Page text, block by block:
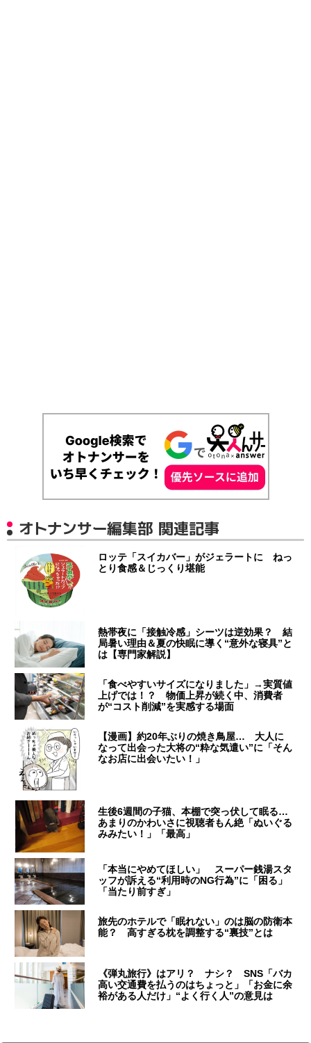
オトナンサー編集部 関連記事
ロッテ「スイカバー」がジェラートに ねっ
とり食感＆じっくり堪能
熱帯夜に「接触冷感」シーツは逆効果？ 結
局暑い理由＆夏の快眠に導く“意外な寝具”と
は【専門家解説】
「食べやすいサイズになりました」→実質値
上げでは！？ 物価上昇が続く中、消費者
が“コスト削減”を実感する場面
【漫画】約20年ぶりの焼き鳥屋… 大人に
なって出会った大将の“粋な気遣い”に「そん
なお店に出会いたい！」
生後6週間の子猫、本棚で突っ伏して眠る…
あまりのかわいさに視聴者もん絶「ぬいぐる
みみたい！」「最高」
「本当にやめてほしい」 スーパー銭湯スタ
ッフが訴える“利用時のNG行為”に「困る」
「当たり前すぎ」
旅先のホテルで「眠れない」のは脳の防衛本
能？ 高すぎる枕を調整する“裏技”とは
《弾丸旅行》はアリ？ ナシ？ SNS「バカ
高い交通費を払うのはちょっと」「お金に余
裕がある人だけ」“よく行く人”の意見は